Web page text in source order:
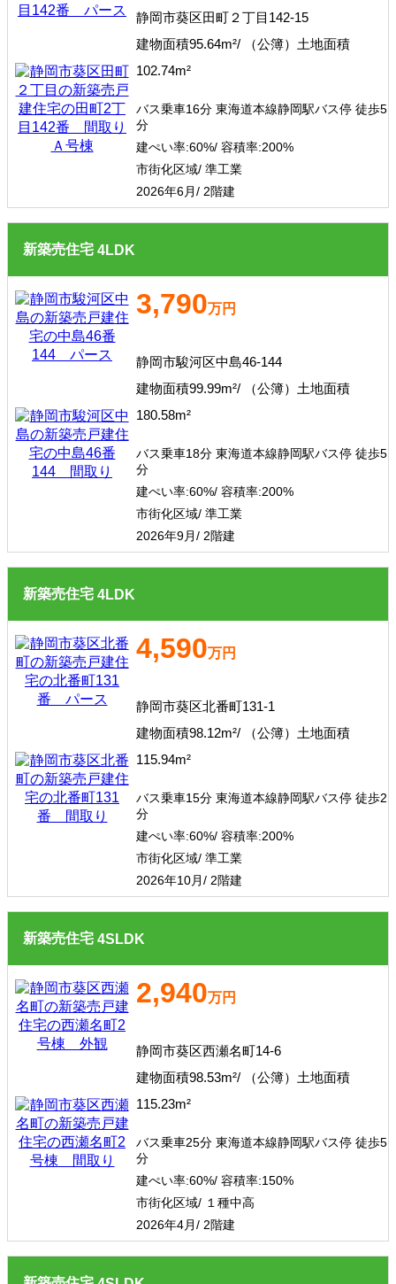
静岡市葵区田町２丁目142-15
建物面積95.64m²/ （公簿）土地面積
102.74m²
バス乗車16分 東海道本線静岡駅バス停 徒歩5
分
建ぺい率:60%/ 容積率:200%
市街化区域/ 準工業
2026年6月/ 2階建
新築売住宅 4LDK
3,790万円
静岡市駿河区中島46-144
建物面積99.99m²/ （公簿）土地面積
180.58m²
バス乗車18分 東海道本線静岡駅バス停 徒歩5
分
建ぺい率:60%/ 容積率:200%
市街化区域/ 準工業
2026年9月/ 2階建
新築売住宅 4LDK
4,590万円
静岡市葵区北番町131-1
建物面積98.12m²/ （公簿）土地面積
115.94m²
バス乗車15分 東海道本線静岡駅バス停 徒歩2
分
建ぺい率:60%/ 容積率:200%
市街化区域/ 準工業
2026年10月/ 2階建
新築売住宅 4SLDK
2,940万円
静岡市葵区西瀬名町14-6
建物面積98.53m²/ （公簿）土地面積
115.23m²
バス乗車25分 東海道本線静岡駅バス停 徒歩5
分
建ぺい率:60%/ 容積率:150%
市街化区域/ １種中高
2026年4月/ 2階建